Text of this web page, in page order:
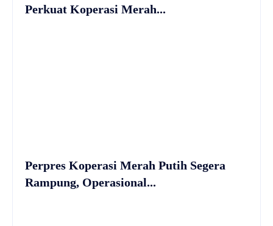
Perkuat Koperasi Merah...
Perpres Koperasi Merah Putih Segera
Rampung, Operasional...